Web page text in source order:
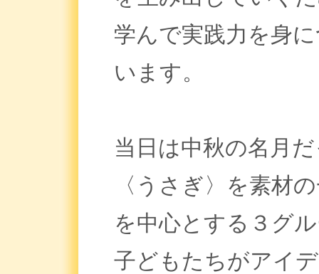
学んで実践力を身
います。
当日は中秋の名月
〈うさぎ〉を素材
を中心とする３グ
子どもたちがアイ